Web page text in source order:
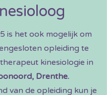
is het ook mogelijk om
opleiding te
kinesiologie in
Drenthe.
van de opleiding kun je